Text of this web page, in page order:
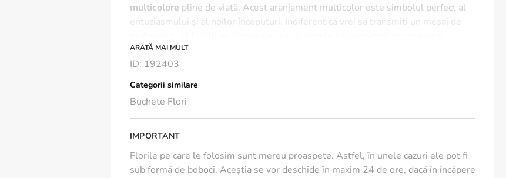
multicolore pline de viață. Acest aranjament multicolor este simbolul perfect al
entuziasmului și al noilor începuturi. Indiferent că vrei să transmiți un mesaj de
încăperi, varietatea de culori a lalelelor oferă o energie pozitivă instantanee.
Acoperire în toată România:
curierat extern, ajungând la destinație în 24-48 de ore.
Gânduri bune la pachet:
Prezentare impecabilă:Fiecare fir este atent poziționat de către floriști
dedicați
ARATĂ MAI MULT
ID: 192403
Categorii similare
Buchete Flori
IMPORTANT
Florile pe care le folosim sunt mereu proaspete. Astfel, în unele cazuri ele pot fi
sub formă de boboci. Aceștia se vor deschide în maxim 24 de ore, dacă în încăpere